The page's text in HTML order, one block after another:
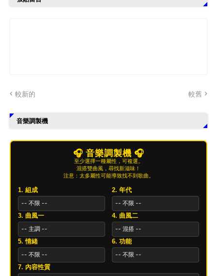
較新的 較舊
音樂調製機
🎧 音樂調製機 🎧
至少選擇一種屬性，可複選。
混搭雙曲風，尋找新滋味！
注意：太多屬性可能導致找不到歌曲。
1. 組成 2. 年代
3. 曲風一 4. 曲風二
5. 情緒 6. 功能
7. 內容性質